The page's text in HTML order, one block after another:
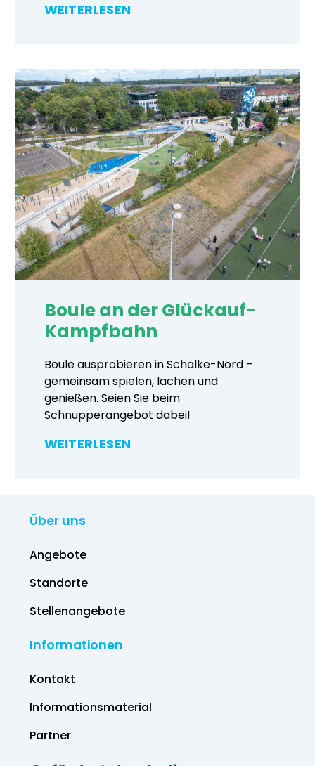
WEITERLESEN
Boule an der Glückauf-
Kampfbahn
Boule ausprobieren in Schalke-Nord –
gemeinsam spielen, lachen und
genießen. Seien Sie beim
Schnupperangebot dabei!
WEITERLESEN
Über uns
Angebote
Standorte
Stellenangebote
Informationen
Kontakt
Informations­material
Partner